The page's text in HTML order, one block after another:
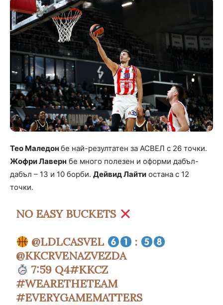
Тео Маледон бе най-резултатен за АСВЕЛ с 26 точки.
Жофри Лаверн бе много полезен и оформи дабъл-
дабъл – 13 и 10 борби. Дейвид Лайти остана с 12
точки.
NO EASY BUCKETS
@LDLCASVEL
:
@KKCRVENAZVEZDA
7:59 Q4#KKCZ
#WEARETHETEAM
#EVERYGAMEMATTERS